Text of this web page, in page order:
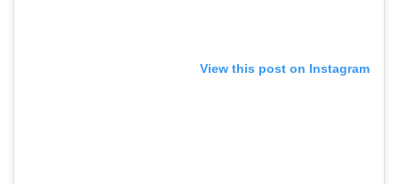
View this post on Instagram